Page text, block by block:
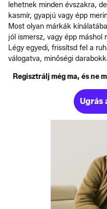
lehetnek minden évszakra,
kasmír, gyapjú vagy épp
Most olyan márkák
jól ismersz, vagy épp
Légy egyedi, frissítsd fel a
válogatva, minőségi
Regisztrálj még ma, és ne
Ugrás